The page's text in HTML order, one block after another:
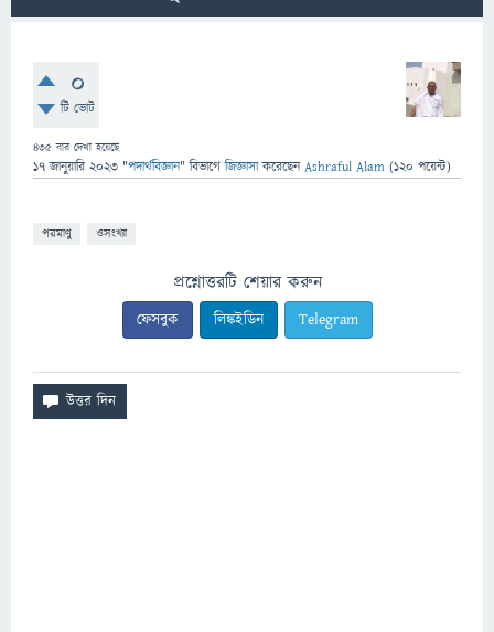
0
টি ভোট
435 বার দেখা হয়েছে
17 জানুয়ারি 2023 "পদার্থবিজ্ঞান" বিভাগে জিজ্ঞাসাকরেছেনAshraful Alam (120 পয়েন্ট)
পরমাণু ওসংখ্যা
প্রশ্নোত্তরটি শেয়ার করুন
ফেসবুক লিঙ্কইডিন Telegram